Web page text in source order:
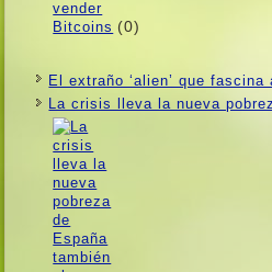
(0)
El extraño ‘alien’ que fascina
La crisis lleva la nueva